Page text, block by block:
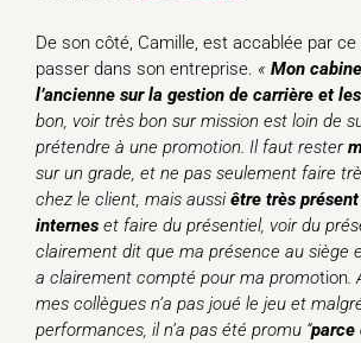
De son côté, Camille, est accablée par ce
passer dans son entreprise. « Mon
l’ancienne sur la gestion de carrière et
bon, voir très bon sur mission est loin de
prétendre à une promotion. Il faut rester
sur un grade, et ne pas seulement faire
chez le client, mais aussiêtre très
internes et faire du présentiel, voir du
clairement dit que ma présence au siège
a clairement compté pour ma promotion.
mes collègues n’a pas joué le jeu et
performances, il n’a pas été promu “parce